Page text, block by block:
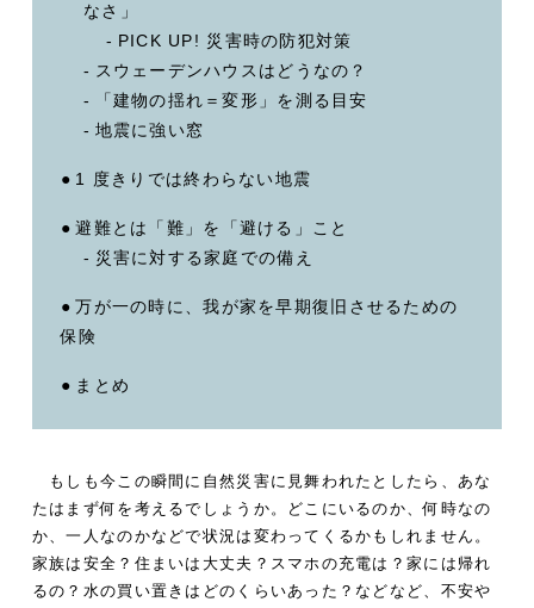
なさ」
PICK UP! 災害時の防犯対策
スウェーデンハウスはどうなの？
「建物の揺れ＝変形」を測る目安
地震に強い窓
1 度きりでは終わらない地震
避難とは「難」を「避ける」こと
災害に対する家庭での備え
万が一の時に、我が家を早期復旧させるための
保険
まとめ
もしも今この瞬間に自然災害に見舞われたとしたら、あな
たはまず何を考えるでしょうか。どこにいるのか、何時なの
か、一人なのかなどで状況は変わってくるかもしれません。
家族は安全？住まいは大丈夫？スマホの充電は？家には帰れ
るの？水の買い置きはどのくらいあった？などなど、不安や